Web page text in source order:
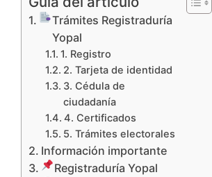
Trámites Registraduría
Yopal
1. Registro
2. Tarjeta de identidad
3. Cédula de
ciudadanía
4. Certificados
5. Trámites electorales
Información importante
Registraduría Yopal